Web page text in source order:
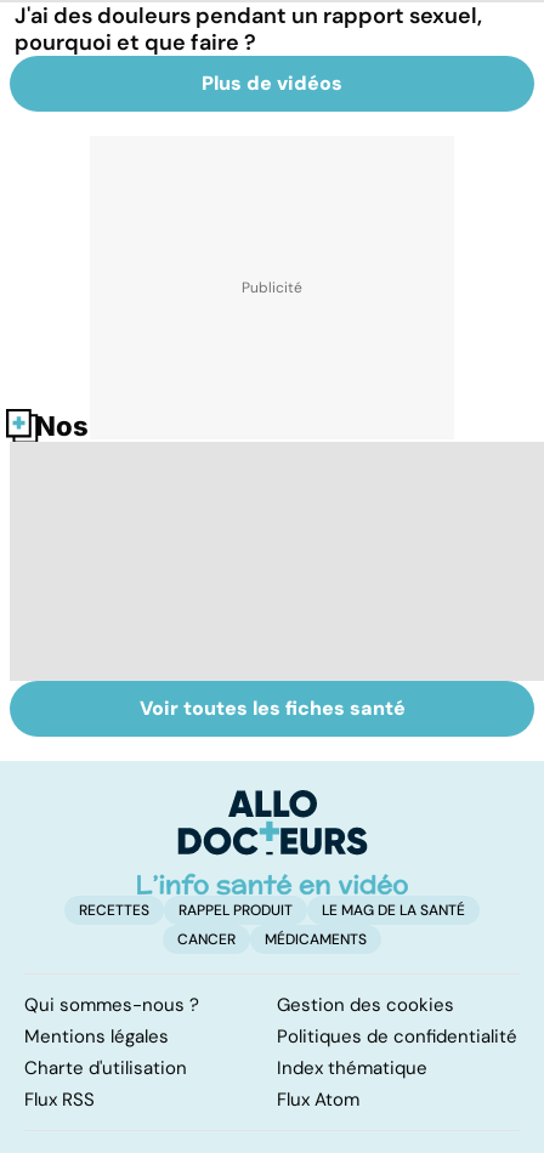
J'ai des douleurs pendant un rapport sexuel,
pourquoi et que faire ?
Plus de vidéos
Nos fiches santé
Suicide : prévenir
le passage à
Un rhume, ça se
soigne ?
Voir toutes les fiches santé
RECETTES RAPPEL PRODUIT
LE MAG DE LA SANTÉ
CANCER
MÉDICAMENTS
Qui sommes-nous ?
Gestion des cookies
Mentions légales
Politiques de confidentialité
Charte d'utilisation
Index thématique
Flux RSS
Flux Atom